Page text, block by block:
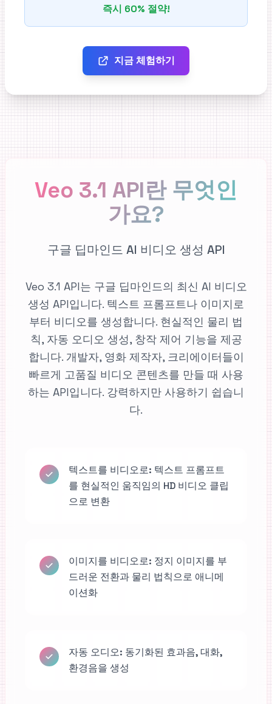
즉시 60% 절약!
지금 체험하기
Veo 3.1 API란 무엇인
가요?
구글 딥마인드 AI 비디오 생성 API
Veo 3.1 API는 구글 딥마인드의 최신 AI 비디오
생성 API입니다. 텍스트 프롬프트나 이미지로
부터 비디오를 생성합니다. 현실적인 물리 법
칙, 자동 오디오 생성, 창작 제어 기능을 제공
합니다. 개발자, 영화 제작자, 크리에이터들이
빠르게 고품질 비디오 콘텐츠를 만들 때 사용
하는 API입니다. 강력하지만 사용하기 쉽습니
다.
텍스트를 비디오로: 텍스트 프롬프트
를 현실적인 움직임의 HD 비디오 클립
으로 변환
이미지를 비디오로: 정지 이미지를 부
드러운 전환과 물리 법칙으로 애니메
이션화
자동 오디오: 동기화된 효과음, 대화,
환경음을 생성